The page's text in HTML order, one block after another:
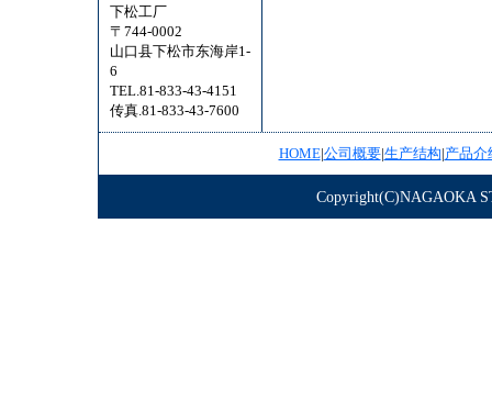
下松工厂
〒744-0002
山口县下松市东海岸1-
6
TEL.81-833-43-4151
传真.81-833-43-7600
HOME|公司概要|生产结构|产品介
Copyright(C)NAGAOKA